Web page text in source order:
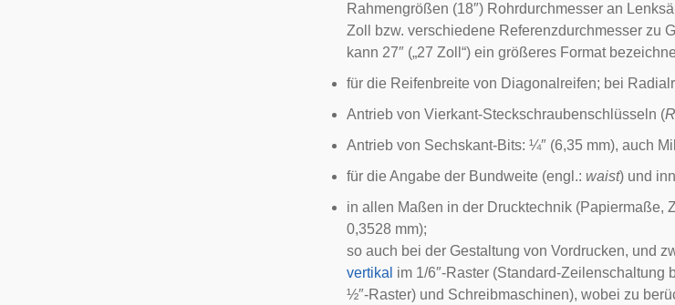
Rahmengrößen (18″) Rohrdurchmesser an
Zoll bzw. verschiedene Referenzdurchmesser zu
kann 27″ („27 Zoll“) ein größeres Format
für die Reifenbreite von Diagonalreifen; bei
Antrieb von Vierkant-Steckschraubenschlüsseln (
Antrieb von Sechskant-Bits: ¼″ (6,35 mm), auch
für die Angabe der Bundweite (engl.: waist) und
in allen Maßen in der Drucktechnik (Papiermaße,
0,3528 mm);
so auch bei der Gestaltung von Vordrucken, und
vertikal im 1/6″-Raster (Standard-Zeilenschaltung
½″-Raster) und Schreibmaschinen), wobei zu